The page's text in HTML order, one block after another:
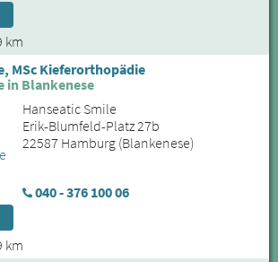
km
MSc Kieferorthopädie
in Blankenese
Hanseatic Smile
Erik-Blumfeld-Platz 27b
22587 Hamburg (Blankenese)
040 - 376 100 06
km